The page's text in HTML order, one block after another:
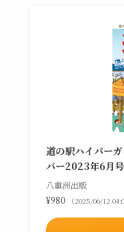
道の駅ハイパー
バー2023年6月
八重洲出版
¥980
（2025/06/12